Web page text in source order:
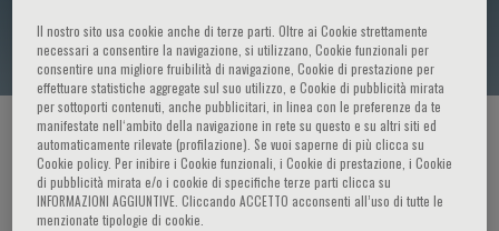
Antonio Montes
HOME PAGE / CORSI ED EVENTI / RELATORE
Il nostro sito usa cookie anche di terze parti. Oltre ai Cookie strettamente
necessari a consentire la navigazione, si utilizzano, Cookie funzionali per
consentire una migliore fruibilità di navigazione, Cookie di prestazione per
effettuare statistiche aggregate sul suo utilizzo, e Cookie di pubblicità mirata
per sottoporti contenuti, anche pubblicitari, in linea con le preferenze da te
manifestate nell‘ambito della navigazione in rete su questo e su altri siti ed
automaticamente rilevate (profilazione). Se vuoi saperne di più clicca su
Cookie policy. Per inibire i Cookie funzionali, i Cookie di prestazione, i Cookie
di pubblicità mirata e/o i cookie di specifiche terze parti clicca su
INFORMAZIONI AGGIUNTIVE. Cliccando ACCETTO acconsenti all’uso di tutte le
menzionate tipologie di cookie.